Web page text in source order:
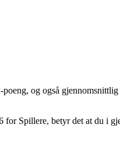
og også
for Spillere, betyr det at du i